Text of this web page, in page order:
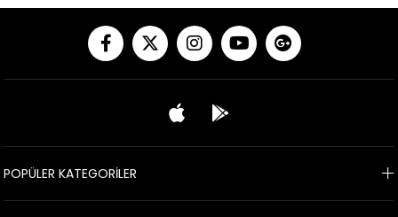
POPÜLER KATEGORİLER